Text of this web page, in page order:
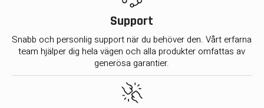
Support
Snabb och personlig support när du behöver den. Vårt erfarna
team hjälper dig hela vägen och alla produkter omfattas av
generösa garantier.